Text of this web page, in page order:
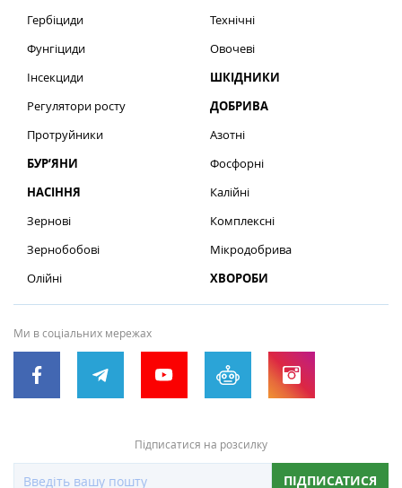
Гербіциди
Фунгіциди
Інсекциди
Регулятори росту
Протруйники
БУР’ЯНИ
НАСІННЯ
Зернові
Зернобобові
Олійні
Технічні
Овочеві
ШКІДНИКИ
ДОБРИВА
Азотні
Фосфорні
Калійні
Комплексні
Мікродобрива
ХВОРОБИ
Ми в соціальних мережах
Підписатися на розсилку
ПІДПИСАТИСЯ